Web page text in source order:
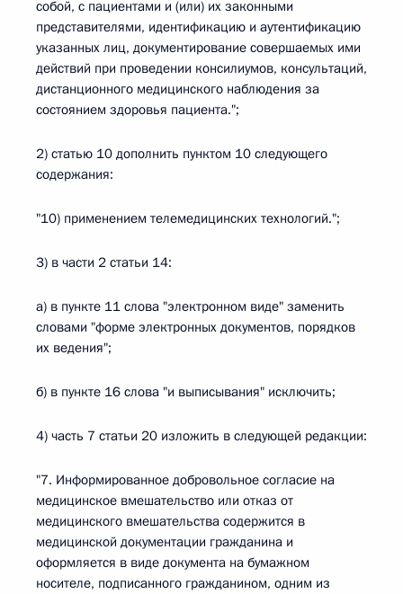
собой, с пациентами и (или) их законными
представителями, идентификацию и аутентификацию
указанных лиц, документирование совершаемых ими
действий при проведении консилиумов, консультаций,
дистанционного медицинского наблюдения за
состоянием здоровья пациента.";
2) статью 10 дополнить пунктом 10 следующего
содержания:
"10) применением телемедицинских технологий.";
3) в части 2 статьи 14:
а) в пункте 11 слова "электронном виде" заменить
словами "форме электронных документов, порядков
их ведения";
б) в пункте 16 слова "и выписывания" исключить;
4) часть 7 статьи 20 изложить в следующей редакции:
"7. Информированное добровольное согласие на
медицинское вмешательство или отказ от
медицинского вмешательства содержится в
медицинской документации гражданина и
оформляется в виде документа на бумажном
носителе, подписанного гражданином, одним из